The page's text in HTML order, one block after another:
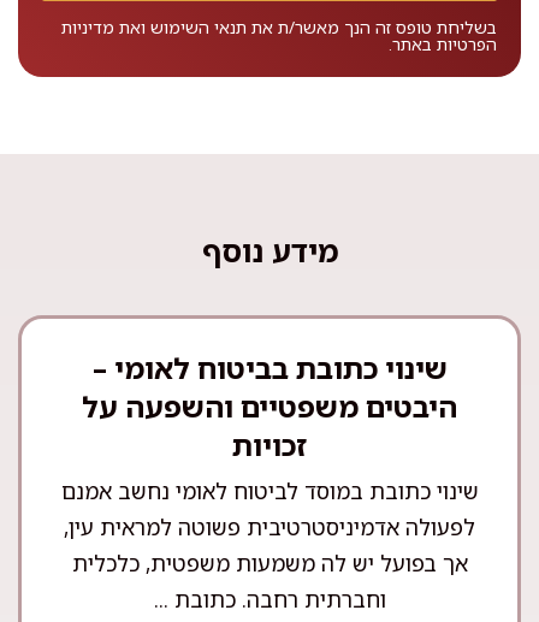
בשליחת טופס זה הנך מאשר/ת את תנאי השימוש ואת מדיניות
הפרטיות באתר.
מידע נוסף
שינוי כתובת בביטוח לאומי –
היבטים משפטיים והשפעה על
זכויות
שינוי כתובת במוסד לביטוח לאומי נחשב אמנם
לפעולה אדמיניסטרטיבית פשוטה למראית עין,
אך בפועל יש לה משמעות משפטית, כלכלית
וחברתית רחבה. כתובת ...